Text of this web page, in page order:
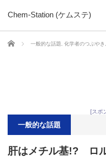
Chem-Station (ケムステ)
ホーム 一般的な話題 化学者のつぶやき
[スポ
一般的な話題
肝はメチル基!? ロ